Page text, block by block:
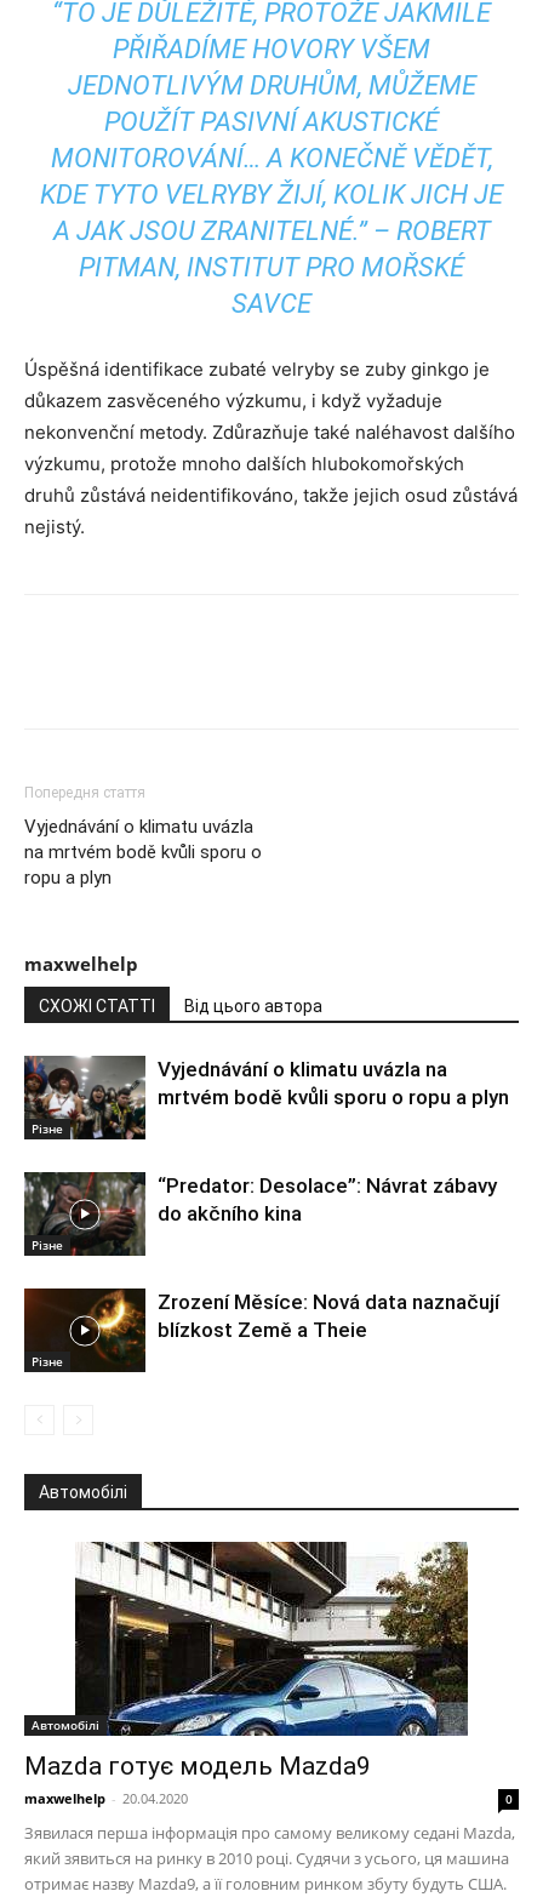
“TO JE DŮLEŽITÉ, PROTOŽE JAKMILE
PŘIŘADÍME HOVORY VŠEM
JEDNOTLIVÝM DRUHŮM, MŮŽEME
POUŽÍT PASIVNÍ AKUSTICKÉ
MONITOROVÁNÍ… A KONEČNĚ VĚDĚT,
KDE TYTO VELRYBY ŽIJÍ, KOLIK JICH JE
A JAK JSOU ZRANITELNÉ.” – ROBERT
PITMAN, INSTITUT PRO MOŘSKÉ
SAVCE
Úspěšná identifikace zubaté velryby se zuby ginkgo je
důkazem zasvěceného výzkumu, i když vyžaduje
nekonvenční metody. Zdůrazňuje také naléhavost dalšího
výzkumu, protože mnoho dalších hlubokomořských
druhů zůstává neidentifikováno, takže jejich osud zůstává
nejistý.
Попередня стаття
Vyjednávání o klimatu uvázla
na mrtvém bodě kvůli sporu o
ropu a plyn
maxwelhelp
СХОЖІ СТАТТІ Від цього автора
Різне
Vyjednávání o klimatu uvázla na
mrtvém bodě kvůli sporu o ropu a plyn
Різне
“Predator: Desolace”: Návrat zábavy
do akčního kina
Різне
Zrození Měsíce: Nová data naznačují
blízkost Země a Theie
Автомобілі
Автомобілі
Mazda готує модель Mazda9
maxwelhelp - 20.04.2020 0
Зявилася перша інформація про самому великому седані Mazda,
який зявиться на ринку в 2010 році. Судячи з усього, ця машина
отримає назву Mazda9, а її головним ринком збуту будуть США.